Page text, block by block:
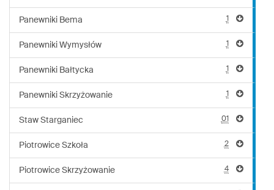
Panewniki Bema 1
Panewniki Wymysłów 1
Panewniki Bałtycka 1
Panewniki Skrzyżowanie 1
Staw Starganiec 01
Piotrowice Szkoła 2
Piotrowice Skrzyżowanie 4